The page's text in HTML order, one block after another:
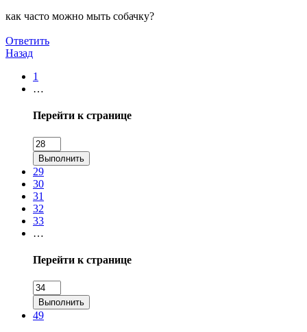
как часто можно мыть собачку?
Ответить
Назад
1
…
Перейти к странице
Выполнить
29
30
31
32
33
…
Перейти к странице
Выполнить
49